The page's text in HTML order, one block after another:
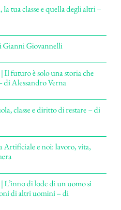
la tua classe e quella degli altri –
Gianni Giovannelli
Il futuro è solo una storia che
di Alessandro Verna
classe e diritto di restare – di
Artificiale e noi: lavoro, vita,
L’inno di lode di un uomo si
di altri uomini – di